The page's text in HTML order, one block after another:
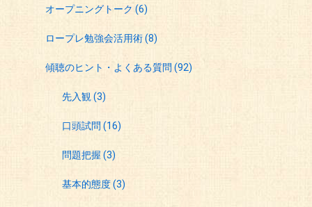
オープニングトーク (6)
ロープレ勉強会活用術(8)
傾聴のヒント・よくある質問 (92)
先入観(3)
口頭試問(16)
問題把握(3)
基本的態度(3)